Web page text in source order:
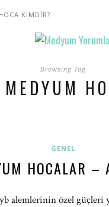
KİMDİR?
Browsing Tag
GENEL
HOCALAR –
alemlerinin özel güçleri